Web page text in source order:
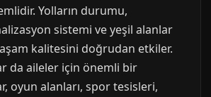
Yolların durumu,
sistemi ve yeşil alanlar
kalitesini doğrudan etkiler.
da aileler için önemli bir
oyun alanları, spor tesisleri,